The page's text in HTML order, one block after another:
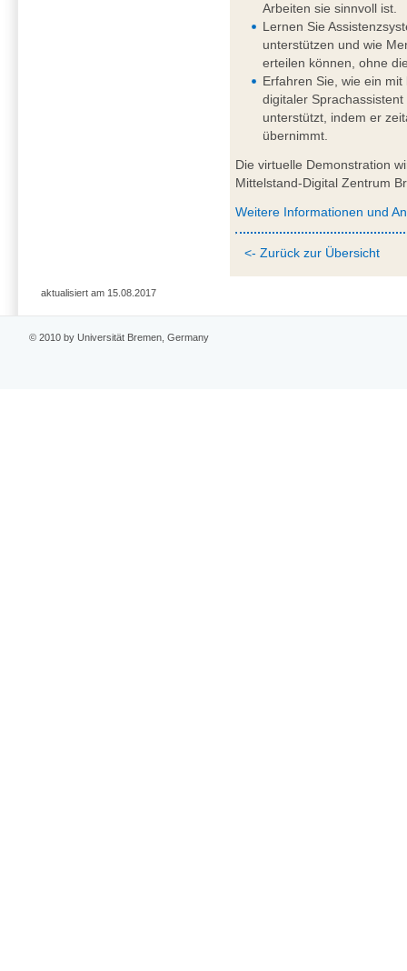
Arbeiten sie sinnvoll ist.
Lernen Sie
unterstützen und wie
erteilen können, ohne
Erfahren Sie, wie ein
digitaler
unterstützt, indem er
übernimmt.
Die virtuelle Demonstration
Mittelstand-Digital Zentrum
Weitere Informationen und
<- Zurück zur Übersicht
aktualisiert am 15.08.2017
© 2010 by Universität Bremen, Germany